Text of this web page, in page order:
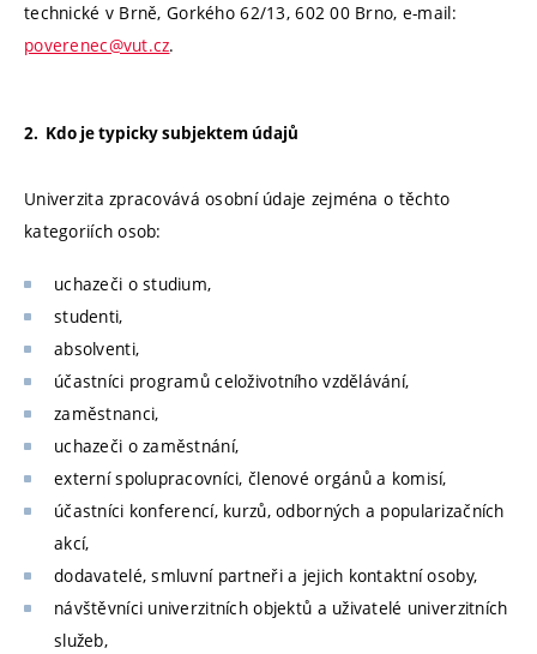
technické v Brně, Gorkého 62/13, 602 00 Brno, e-mail:
poverenec@vut.cz.
2. Kdo je typicky subjektem údajů
Univerzita zpracovává osobní údaje zejména o těchto
kategoriích osob:
uchazeči o studium,
studenti,
absolventi,
účastníci programů celoživotního vzdělávání,
zaměstnanci,
uchazeči o zaměstnání,
externí spolupracovníci, členové orgánů a komisí,
účastníci konferencí, kurzů, odborných a popularizačních
akcí,
dodavatelé, smluvní partneři a jejich kontaktní osoby,
návštěvníci univerzitních objektů a uživatelé univerzitních
služeb,